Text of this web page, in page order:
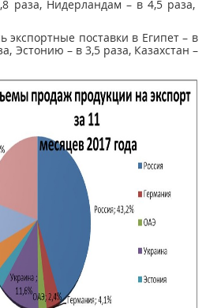
раза, Нидерландам – в 4,5 раза,
экспортные поставки в Египет – в
Эстонию – в 3,5 раза, Казахстан –